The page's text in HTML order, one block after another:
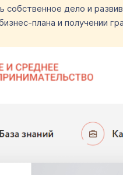
дело и
плана и получении